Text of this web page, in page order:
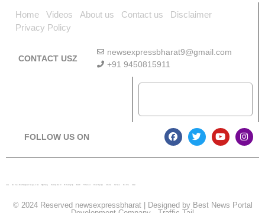
Home Videos About us Contact us
Disclaimer
Privacy Policy
CONTACT USZ
newsexpressbharat9@gmail.com
+91 9450815911
FOLLOW US ON
© 2024 Reserved newsexpressbharat | Designed by Best News Portal